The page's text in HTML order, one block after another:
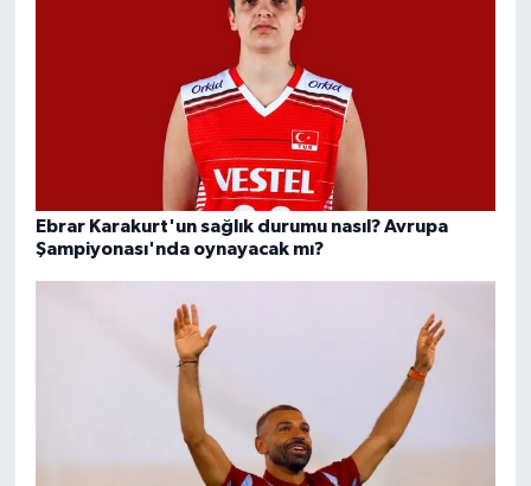
Ebrar Karakurt'un sağlık durumu nasıl? Avrupa
Şampiyonası'nda oynayacak mı?